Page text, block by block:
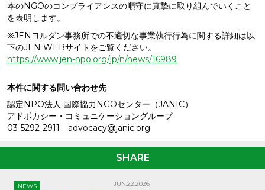
本のNGOのコンプライアンスの順守に真摯に取り組んでいくこと
を表明します。
※JENヨルダン事務所での不適切な事業執行行為に関する詳細は以
下のJEN WEBサイトをご覧ください。
https://www.jen-npo.org/jp/n/news/16989
本件に関する問い合わせ先
認定NPO法人 国際協力NGOセンター（JANIC）
アドボカシー・コミュニケーショングループ
03-5292-2911 advocacy@janic.org
SHARE
NEWS JUN.22.2026